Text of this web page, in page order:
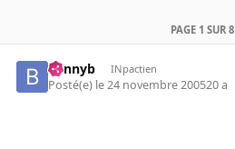
PAGE 1 SUR 8
bennyb INpactien
Posté(e) le 24 novembre 200520 a